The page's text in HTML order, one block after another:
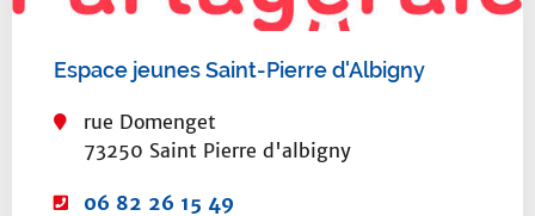
e
Espace jeunes Saint-Pierre d'Albigny
rue Domenget
73250 Saint Pierre d'albigny
T
06 82 26 15 49